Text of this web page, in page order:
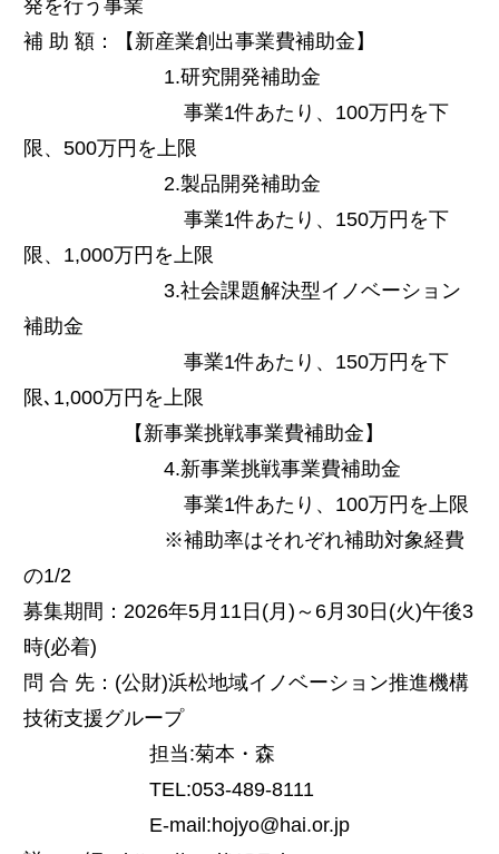
発を行う事業
補 助 額：【新産業創出事業費補助金】
1.研究開発補助金
事業1件あたり、100万円を下
限、500万円を上限
2.製品開発補助金
事業1件あたり、150万円を下
限、1,000万円を上限
3.社会課題解決型イノベーション
補助金
事業1件あたり、150万円を下
限､1,000万円を上限
【新事業挑戦事業費補助金】
4.新事業挑戦事業費補助金
事業1件あたり、100万円を上限
※補助率はそれぞれ補助対象経費
の1/2
募集期間：2026年5月11日(月)～6月30日(火)午後3
時(必着)
問 合 先：(公財)浜松地域イノベーション推進機構
技術支援グループ
担当:菊本・森
TEL:053-489-8111
E-mail:hojyo@hai.or.jp